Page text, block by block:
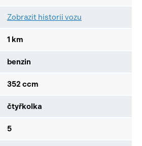
Zobrazit historii vozu
1 km
benzin
352 ccm
čtyřkolka
5